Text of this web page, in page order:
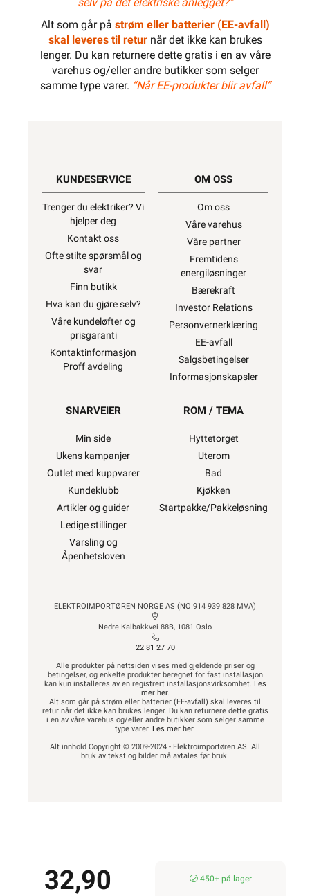
Alt som går på strøm eller batterier (EE-avfall)
skal leveres til returnår det ikke kan brukes
lenger. Du kan returnere dette gratis i en av våre
varehus og/eller andre butikker som selger
samme type varer. “Når EE-produkter blir avfall”
KUNDESERVICE
Trenger du elektriker? Vi
hjelper deg
Kontakt oss
Ofte stilte spørsmål og
svar
Finn butikk
Hva kan du gjøre selv?
Våre kundeløfter og
prisgaranti
Kontaktinformasjon
Proff avdeling
OM OSS
Om oss
Våre varehus
Våre partner
Fremtidens
energiløsninger
Bærekraft
Investor Relations
Personvernerklæring
EE-avfall
Salgsbetingelser
Informasjonskapsler
SNARVEIER
Min side
Ukens kampanjer
Outlet med kuppvarer
Kundeklubb
Artikler og guider
Ledige stillinger
Varsling og
Åpenhetsloven
ROM / TEMA
Hyttetorget
Uterom
Bad
Kjøkken
Startpakke/Pakkeløsning
ELEKTROIMPORTØREN NORGE AS (NO 914 939 828 MVA)
Nedre Kalbakkvei 88B, 1081 Oslo
22 81 27 70
Alle produkter på nettsiden vises med gjeldende priser og
betingelser, og enkelte produkter beregnet for fast installasjon
kan kun installeres av en registrert installasjonsvirksomhet. Les
mer her.
Alt som går på strøm eller batterier (EE-avfall) skal leveres til
retur når det ikke kan brukes lenger. Du kan returnere dette gratis
i en av våre varehus og/eller andre butikker som selger samme
type varer. Les mer her.
Alt innhold Copyright © 2009-2024 - Elektroimportøren AS. All
bruk av tekst og bilder må avtales før bruk.
32,90 450+ på lager